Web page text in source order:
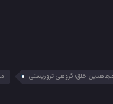
مجاهدین خلق؛ گروهی تروریستی